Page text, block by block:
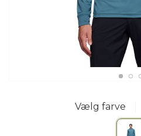
Vælg farve